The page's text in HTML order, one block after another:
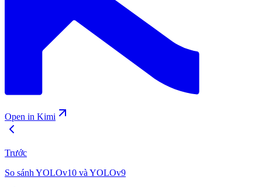
Open in Kimi
Trước
So sánh YOLOv10 và YOLOv9